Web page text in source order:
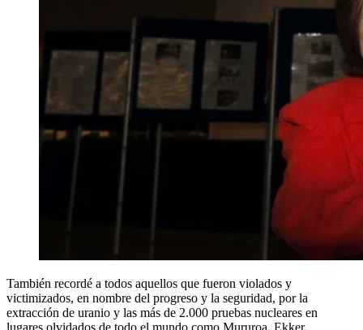
También recordé a todos aquellos que fueron violados y
victimizados, en nombre del progreso y la seguridad, por la
extracción de uranio y las más de 2.000 pruebas nucleares en
lugares olvidados de todo el mundo como Mururoa, Ekker,